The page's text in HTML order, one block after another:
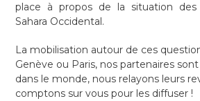
place à propos de la situation
Sahara Occidental.
La mobilisation autour de ces
Genève ou Paris, nos partenaires
dans le monde, nous relayons leurs
comptons sur vous pour les diffuser !